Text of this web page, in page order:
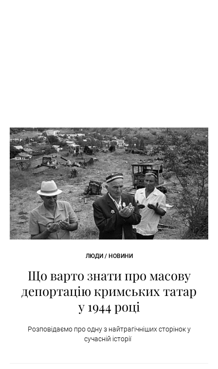
ЛЮДИ / НОВИНИ
Що варто знати про масову
депортацію кримських татар
у 1944 році
Розповідаємо про одну з найтрагічніших сторінок у
сучасній історії